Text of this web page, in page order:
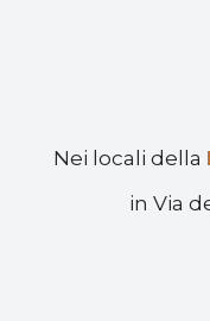
Nei locali della
in Via